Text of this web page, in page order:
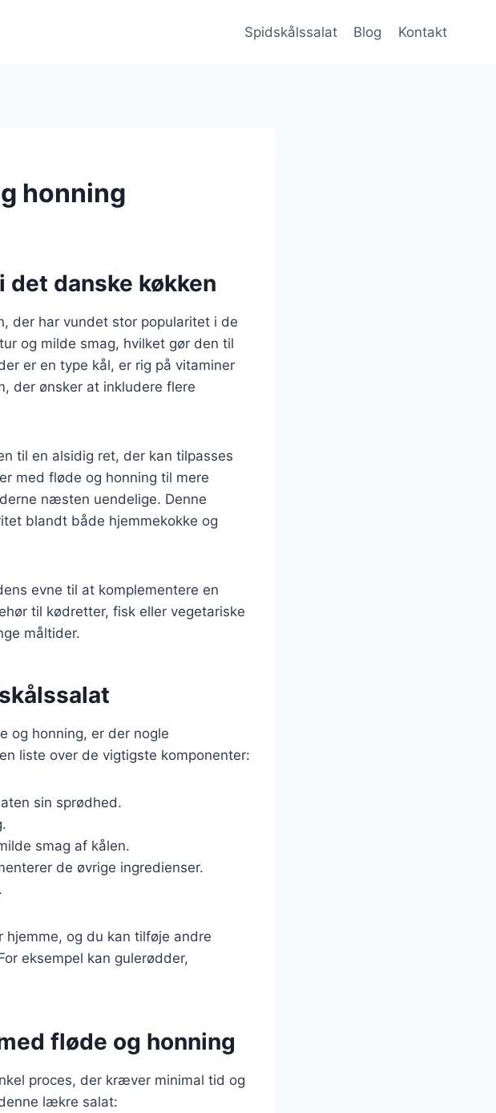
Spidskålssalat Blog Kontakt
honning
danske køkken
der har vundet stor popularitet i de
og milde smag, hvilket gør den til
er en type kål, er rig på vitaminer
der ønsker at inkludere flere
til en alsidig ret, der kan tilpasses
med fløde og honning til mere
næsten uendelige. Denne
blandt både hjemmekokke og
evne til at komplementere en
til kødretter, fisk eller vegetariske
måltider.
og honning, er der nogle
liste over de vigtigste komponenter:
sin sprødhed.
smag af kålen.
de øvrige ingredienser.
hjemme, og du kan tilføje andre
eksempel kan gulerødder,
fløde og honning
proces, der kræver minimal tid og
lækre salat: